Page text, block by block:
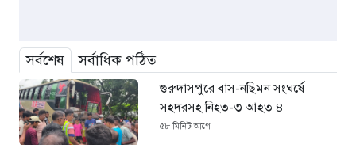
সর্বশেষ সর্বাধিক পঠিত
গুরুদাসপুরে বাস-নছিমন সংঘর্ষে
সহদরসহ নিহত-৩ আহত ৪
৫৮ মিনিট আগে